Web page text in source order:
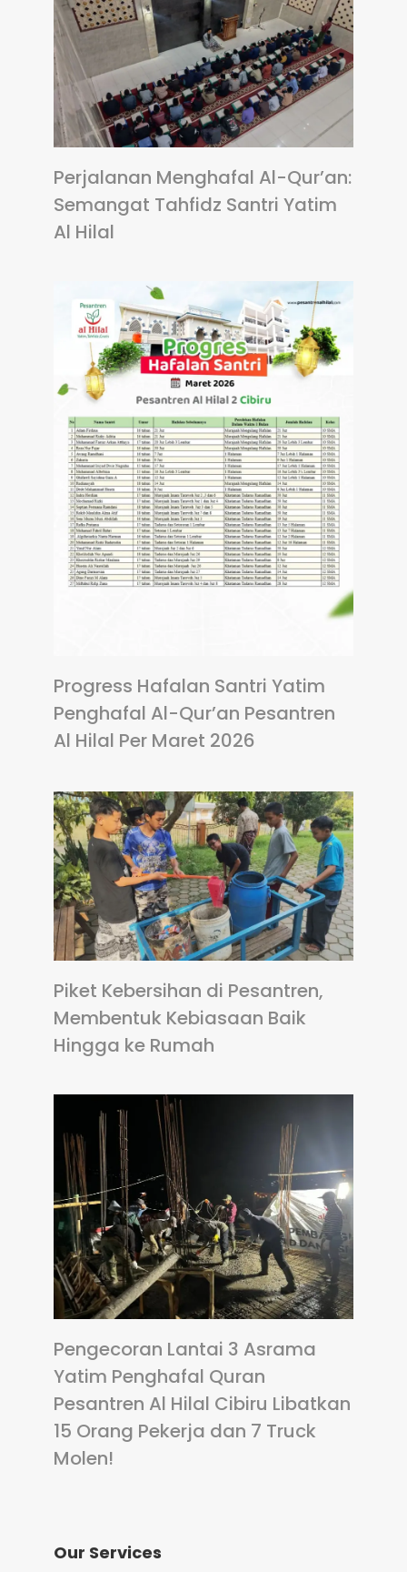
Perjalanan Menghafal Al-Qur’an:
Semangat Tahfidz Santri Yatim
Al Hilal
Progress Hafalan Santri Yatim
Penghafal Al-Qur’an Pesantren
Al Hilal Per Maret 2026
Piket Kebersihan di Pesantren,
Membentuk Kebiasaan Baik
Hingga ke Rumah
Pengecoran Lantai 3 Asrama
Yatim Penghafal Quran
Pesantren Al Hilal Cibiru Libatkan
15 Orang Pekerja dan 7 Truck
Molen!
Our Services